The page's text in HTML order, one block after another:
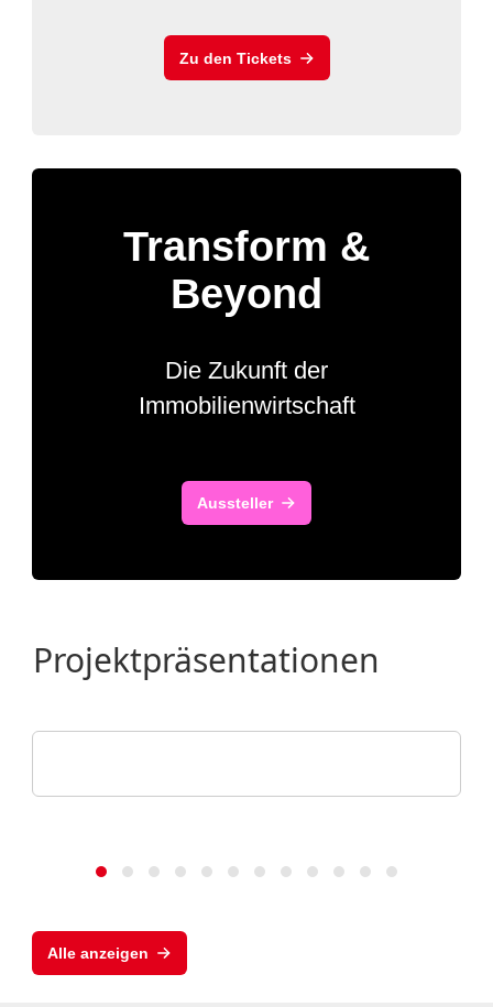
Zu den Tickets
Transform &
Beyond
Die Zukunft der
Immobilienwirtschaft
Aussteller
Projektpräsentationen
LUNEDELTA Bremerhaven
Alle anzeigen